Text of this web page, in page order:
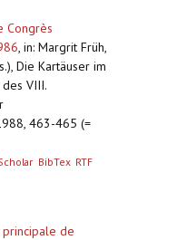
Congrès
, in: Margrit Früh,
Die Kartäuser im
des VIII.
463-465 (=
BibTex RTF
principale de